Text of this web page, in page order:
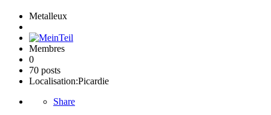
Metalleux
Membres
0
70 posts
Localisation:Picardie
Share